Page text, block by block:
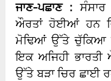
ਜਾਣ-ਪਛਾਣ :
ਔਰਤਾਂ ਹੋਈਆਂ ਹਨ
ਮੋਢਿਆਂ ਉੱਤੇ ਚੁੱਕਿਆ
ਇਕ ਅਜਿਹੀ ਭਾਰਤੀ
ਉੱਤੇ ਬੜਾ ਚਿਰ ਛਾਈ